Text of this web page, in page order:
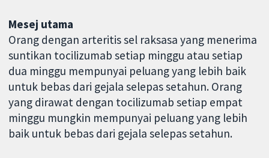
Mesej utama
Orang dengan arteritis sel raksasa yang menerima
suntikan tocilizumab setiap minggu atau setiap
dua minggu mempunyai peluang yang lebih baik
untuk bebas dari gejala selepas setahun. Orang
yang dirawat dengan tocilizumab setiap empat
minggu mungkin mempunyai peluang yang lebih
baik untuk bebas dari gejala selepas setahun.